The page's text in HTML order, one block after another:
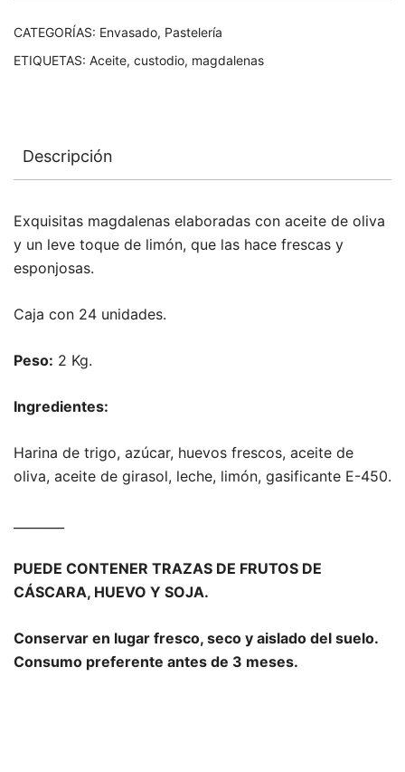
CATEGORÍAS: Envasado, Pastelería
ETIQUETAS: Aceite, custodio, magdalenas
Descripción
Exquisitas magdalenas elaboradas con aceite de oliva
y un leve toque de limón, que las hace frescas y
esponjosas.
Caja con 24 unidades.
Peso: 2 Kg.
Ingredientes:
Harina de trigo, azúcar, huevos frescos, aceite de
oliva, aceite de girasol, leche, limón, gasificante E-450.
PUEDE CONTENER TRAZAS DE FRUTOS DE
CÁSCARA, HUEVO Y SOJA.
Conservar en lugar fresco, seco y aislado del suelo.
Consumo preferente antes de 3 meses.